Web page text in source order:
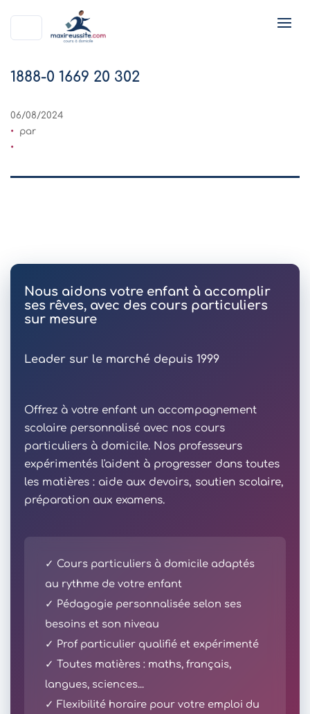
1888-0 1669 20 302
06/08/2024
par
Nous aidons votre enfant à accomplir
ses rêves, avec des cours particuliers
sur mesure
Leader sur le marché depuis 1999
Offrez à votre enfant un accompagnement
scolaire personnalisé avec nos cours
particuliers à domicile. Nos professeurs
expérimentés l'aident à progresser dans toutes
les matières : aide aux devoirs, soutien scolaire,
préparation aux examens.
✓ Cours particuliers à domicile adaptés
au rythme de votre enfant
✓ Pédagogie personnalisée selon ses
besoins et son niveau
✓ Prof particulier qualifié et expérimenté
✓ Toutes matières : maths, français,
langues, sciences...
✓ Flexibilité horaire pour votre emploi du